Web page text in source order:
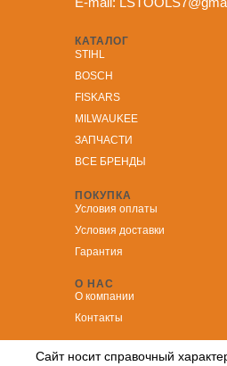
КАТАЛОГ
STIHL
BOSCH
FISKARS
MILWAUKEE
ЗАПЧАСТИ
ВСЕ БРЕНДЫ
ПОКУПКА
Условия оплаты
Условия доставки
Гарантия
О НАС
О компании
Контакты
Сайт носит справочный